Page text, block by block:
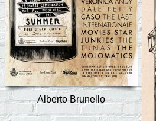
Alberto Brunello